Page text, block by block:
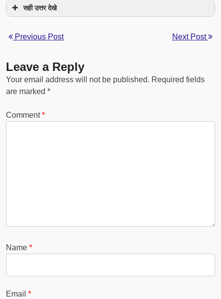
सही उत्तर देखे
Previous Post Next Post
Leave a Reply
Your email address will not be published. Required fields
are marked *
Comment*
Name *
Email *